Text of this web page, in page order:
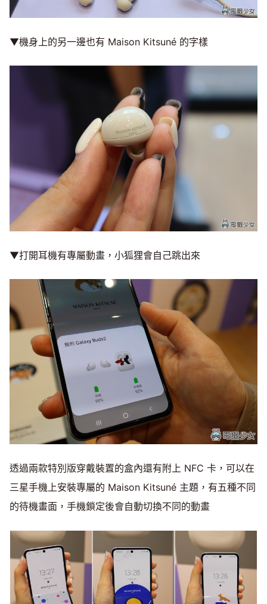
▼機身上的另一邊也有 Maison Kitsuné 的字樣
▼打開耳機有專屬動畫，小狐狸會自己跳出來
透過兩款特別版穿戴裝置的盒內還有附上 NFC 卡，可以在
三星手機上安裝專屬的 Maison Kitsuné 主題，有五種不同
的待機畫面，手機鎖定後會自動切換不同的動畫